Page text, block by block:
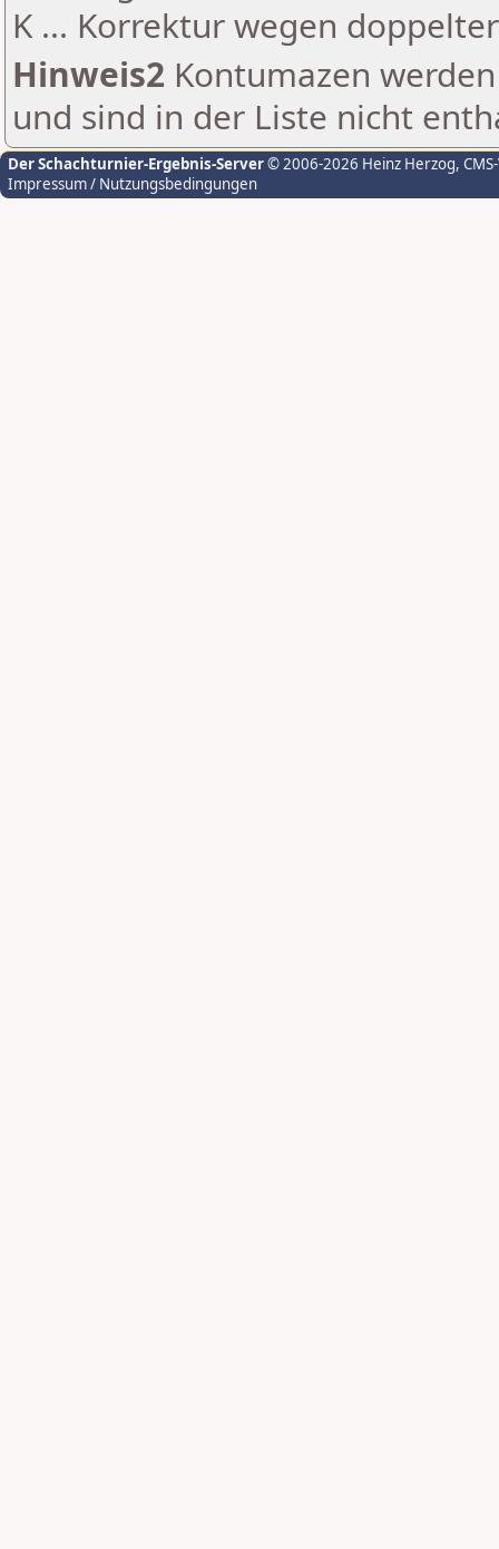
K ... Korrektur wegen
Hinweis2 Kontumazen
und sind in der Liste nicht
Der Schachturnier-Ergebnis-Server© 2006-2026 Heinz Herzog,
Impressum / Nutzungsbedingungen